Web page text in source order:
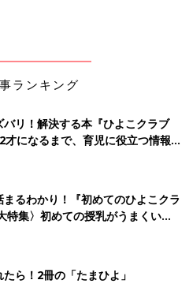
らSNSで話題になり、売り切れ
ランキング
リ！解決する本『ひよこクラブ
になるまで、育児に役立つ情報が
るわかり！『初めてのひよこクラ
特集〉初めての授乳がうまくい
ルクの基本と夏のトラブル 解決テ
ら！2冊の「たまひよ」